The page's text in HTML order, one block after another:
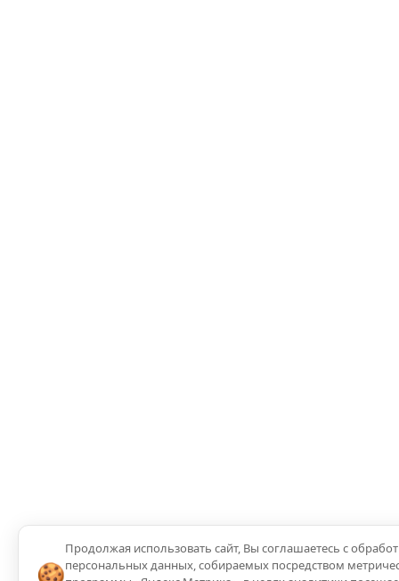
🍪
Продолжая использовать сайт, Вы соглашаетесь с
персональных данных, собираемых посредством